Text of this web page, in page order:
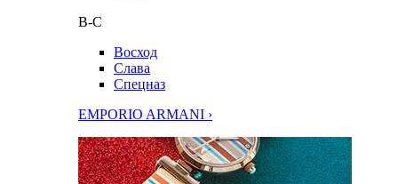
В-С
Восход
Слава
Спецназ
EMPORIO ARMANI ›